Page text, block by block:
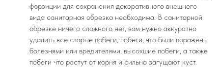
форзиции для сохранения декоративного внешнего
вида санитарная обрезка необходима. В санитарной
обрезке ничего сложного нет, вам нужно аккуратно
удалить все старые побеги, побеги, что были поражены
болезнями или вредителями, высохшие побеги, а также
побеги что растут от корня и сильно загущают куст.